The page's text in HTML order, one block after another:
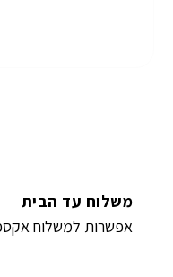
משלוח עד הבית
אפשרות למשלוח